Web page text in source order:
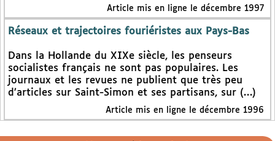
Article mis en ligne le décembre 1997
Réseaux et trajectoires fouriéristes aux Pays-Bas
Dans la Hollande du XIXe siècle, les penseurs
socialistes français ne sont pas populaires. Les
journaux et les revues ne publient que très peu
d’articles sur Saint-Simon et ses partisans, sur (…)
Article mis en ligne le décembre 1996